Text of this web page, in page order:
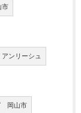
市
ンリーシュ
岡山市